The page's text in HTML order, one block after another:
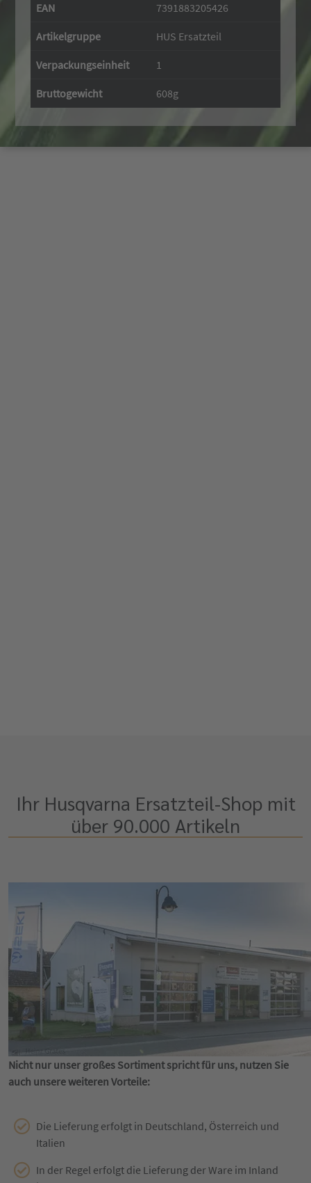
EAN 7391883205426
Artikelgruppe HUS Ersatzteil
Verpackungseinheit 1
Bruttogewicht 608g
Ihr Husqvarna Ersatzteil-Shop mit
über 90.000 Artikeln
Nicht nur unser großes Sortiment spricht für uns, nutzen Sie
auch unsere weiteren Vorteile:
Die Lieferung erfolgt in Deutschland, Österreich und
Italien
In der Regel erfolgt die Lieferung der Ware im Inland